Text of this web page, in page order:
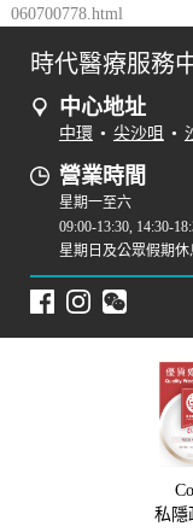
060700778.html
時代醫療服務
中心地址
中環 • 尖沙咀 •
營業時間
星期一至六
09:00-13:30, 14:30-
星期日及公眾假期休
私隱